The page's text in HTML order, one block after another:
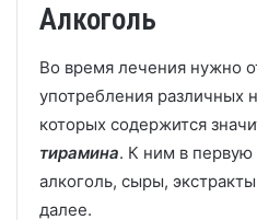
Алкоголь
Во время лечения нужно
употребления различных
которых содержится
тирамина. К ним в первую
алкоголь, сыры,
далее.